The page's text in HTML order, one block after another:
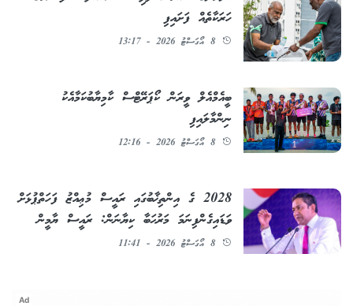
ހަރަކާތެއް ފަށައިފި
8 އޯގަސްޓު 2026 - 13:17
ބީއެމްއެލް ވީރަން ކޯޕަރޭޓްސް ކާމިޔާބުކަމާއެކު
ނިންމާލައިފި
8 އޯގަސްޓު 2026 - 12:16
2028 ގެ އިންތިޚާބުގައި ރައީސް މުޢިއްޒު ފަހަތްޕުޅަށް
ވަޑައިގެންފިނަމަ މަރުޙަބާ ކިޔާނަން: ރައީސް ޔާމީން
8 އޯގަސްޓު 2026 - 11:41
Ad